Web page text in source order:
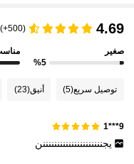
4.84 1.2M متابعون
4.69
(500+)
صغير
%5
توصيل سريع(5) أنيق(23)
9***1
يجنننننننننننننننننننننن